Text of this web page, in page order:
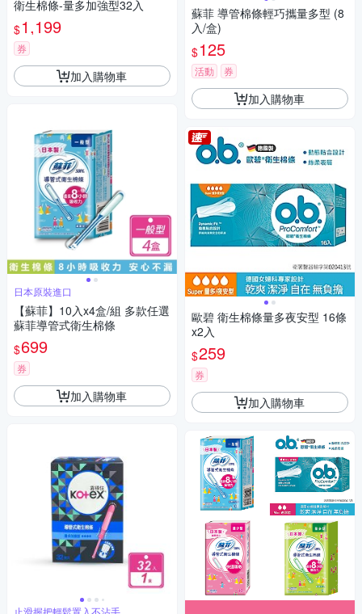
衛生棉條-量多加強型32入
$1,199
券
加入購物車
日本原裝進口
【蘇菲】10入x4盒/組 多款任選
蘇菲導管式衛生棉條
$699
券
加入購物車
蘇菲 導管棉條輕巧攜量多型 (8
入/盒)
$125
活動 券
加入購物車
歐碧 衛生棉條量多夜安型 16條
x2入
$259
券
加入購物車